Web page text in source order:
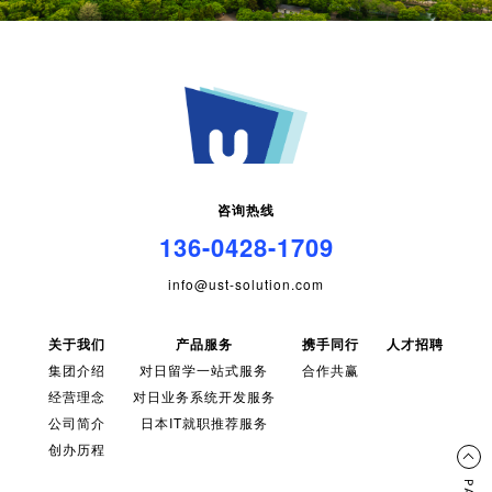
咨询热线
136-0428-1709
info@ust-solution.com
关于我们
集团介绍
经营理念
公司简介
创办历程
产品服务
对日留学一站式服务
对日业务系统开发服务
日本IT就职推荐服务
携手同行
合作共赢
人才招聘